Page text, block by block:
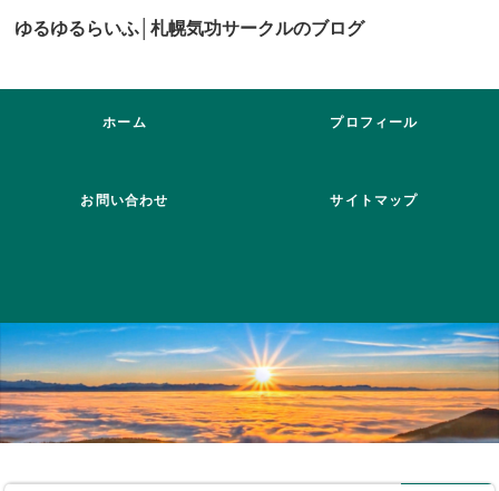
ゆるゆるらいふ│札幌気功サークルのブログ
ホーム プロフィール
お問い合わせ サイトマップ